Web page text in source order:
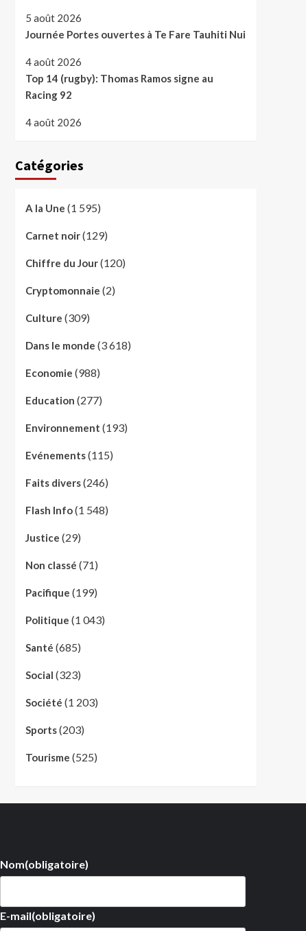
5 août 2026
Journée Portes ouvertes à Te Fare Tauhiti Nui
4 août 2026
Top 14 (rugby): Thomas Ramos signe au
Racing 92
4 août 2026
Catégories
A la Une (1 595)
Carnet noir(129)
Chiffre du Jour(120)
Cryptomonnaie (2)
Culture (309)
Dans le monde (3 618)
Economie (988)
Education (277)
Environnement (193)
Evénements(115)
Faits divers(246)
Flash Info(1 548)
Justice (29)
Non classé (71)
Pacifique (199)
Politique (1 043)
Santé (685)
Social (323)
Société (1 203)
Sports(203)
Tourisme (525)
Nom(obligatoire)
E-mail(obligatoire)